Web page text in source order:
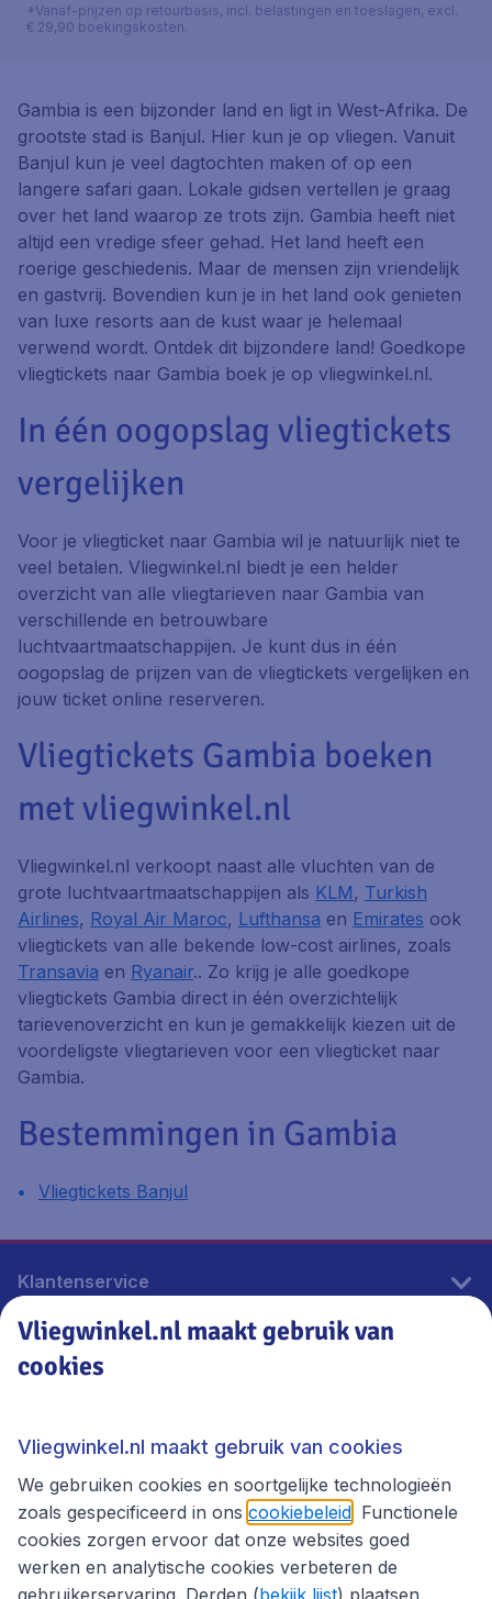
*Vanaf-prijzen op retourbasis, incl. belastingen en toeslagen, excl.
€ 29,90 boekingskosten.
Gambia is een bijzonder land en ligt in West-Afrika. De
grootste stad is Banjul. Hier kun je op vliegen. Vanuit
Banjul kun je veel dagtochten maken of op een
langere safari gaan. Lokale gidsen vertellen je graag
over het land waarop ze trots zijn. Gambia heeft niet
altijd een vredige sfeer gehad. Het land heeft een
roerige geschiedenis. Maar de mensen zijn vriendelijk
en gastvrij. Bovendien kun je in het land ook genieten
van luxe resorts aan de kust waar je helemaal
verwend wordt. Ontdek dit bijzondere land! Goedkope
vliegtickets naar Gambia boek je op vliegwinkel.nl.
In één oogopslag vliegtickets
vergelijken
Voor je vliegticket naar Gambia wil je natuurlijk niet te
veel betalen. Vliegwinkel.nl biedt je een helder
overzicht van alle vliegtarieven naar Gambia van
verschillende en betrouwbare
luchtvaartmaatschappijen. Je kunt dus in één
oogopslag de prijzen van de vliegtickets vergelijken en
jouw ticket online reserveren.
Vliegtickets Gambia boeken
met vliegwinkel.nl
Vliegwinkel.nl verkoopt naast alle vluchten van de
grote luchtvaartmaatschappijen als KLM, Turkish
Airlines, Royal Air Maroc, Lufthansa en Emirates ook
vliegtickets van alle bekende low-cost airlines, zoals
Transavia en Ryanair.. Zo krijg je alle goedkope
vliegtickets Gambia direct in één overzichtelijk
tarievenoverzicht en kun je gemakkelijk kiezen uit de
voordeligste vliegtarieven voor een vliegticket naar
Gambia.
Bestemmingen in Gambia
Vliegtickets Banjul
Klantenservice
Vliegwinkel.nl
Thema's
Vliegwinkel.nl maakt gebruik van
cookies
Vliegwinkel.nl maakt gebruik van cookies
We gebruiken cookies en soortgelijke technologieën
zoals gespecificeerd in ons cookiebeleid . Functionele
cookies zorgen ervoor dat onze websites goed
werken en analytische cookies verbeteren de
gebruikerservaring. Derden (bekijk lijst) plaatsen